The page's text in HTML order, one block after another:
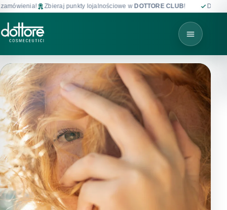
Zbieraj punkty lojalnościowe wDOTTORE CLUB! Darmowa dostawa